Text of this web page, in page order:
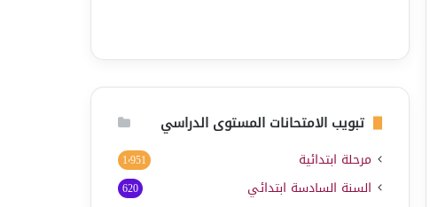
تبويب الامتحانات المستوى الدراسي
مرحلة ابتدائية 1٬951
السنة السادسة ابتدائي 620